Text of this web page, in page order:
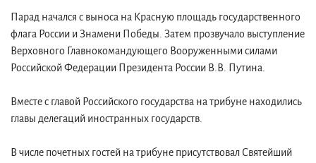
Парад начался с выноса на Красную площадь государственного
флага России и Знамени Победы. Затем прозвучало выступление
Верховного Главнокомандующего Вооруженными силами
Российской Федерации Президента России В.В. Путина.
Вместе с главой Российского государства на трибуне находились
главы делегаций иностранных государств.
В числе почетных гостей на трибуне присутствовал Святейший